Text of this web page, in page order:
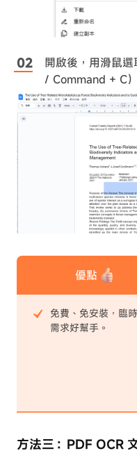
開啟後，用滑鼠
/ Command + C
優點
免費、免安裝，臨時
需求好幫手。
方法三：PDF OCR